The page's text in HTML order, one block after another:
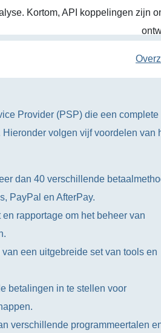
Kortom, API koppelingen zijn
Provider (PSP) die een complete
volgen vijf voordelen van
dan 40 verschillende
PayPal en AfterPay.
rapportage om het beheer van
een uitgebreide set van tools en
betalingen in te stellen voor
verschillende programmeertalen